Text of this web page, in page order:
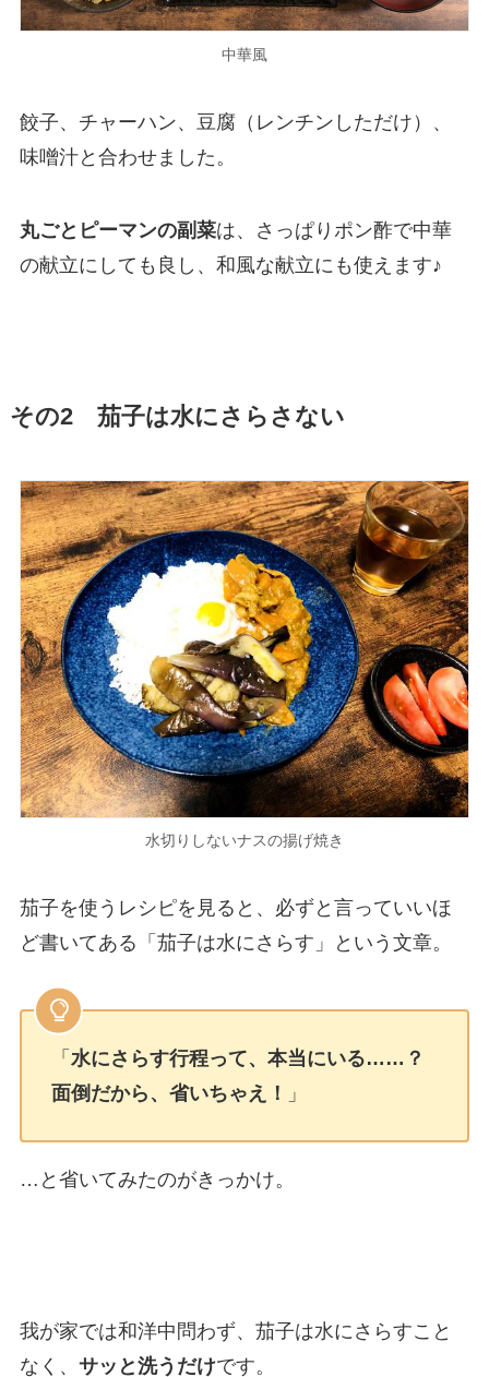
中華風
餃子、チャーハン、豆腐（レンチンしただけ）、
味噌汁と合わせました。
丸ごとピーマンの副菜は、さっぱりポン酢で中華
の献立にしても良し、和風な献立にも使えます♪
その2 茄子は水にさらさない
水切りしないナスの揚げ焼き
茄子を使うレシピを見ると、必ずと言っていいほ
ど書いてある「茄子は水にさらす」という文章。
「 水にさらす行程って、本当にいる……？
面倒だから、省いちゃえ！
」
…と省いてみたのがきっかけ。
我が家では和洋中問わず、茄子は水にさらすこと
なく、 サッと洗うだけです。